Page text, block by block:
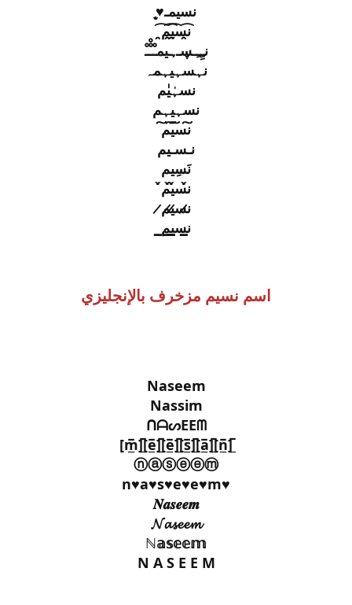
نسيمـ♥̨̥̬̩
ن̯͡س̯͡ي̯͡م̯͡
نـِِـِـڛـ,ـيمـْـْْـْ
نہسہيہمہ
نسہٰيٰم
نسہيہم
ن͠س͠ي͠م͠
نـسـيم
نَسِيم
ن̀́س̀́ي̀́م̀́
ن̷س̷ي̷م̷
ن̲س̲ي̲م̲
اسم نسيم مزخرف بالإنجليزي
Naseem
Nassim
ᑎᗩᔕEEᗰ
[̲̅n̲̅][̲̅a̲̅][̲̅s̲̅][̲̅e̲̅][̲̅e̲̅][̲̅m̲̅]
ⓝⓐⓢⓔⓔⓜ
♥n♥a♥s♥e♥e♥m
𝑵𝒂𝒔𝒆𝒆𝒎
𝓝𝓪𝓼𝓮𝓮𝓶
ℕ𝕒𝕤𝕖𝕖𝕞
N A S E E M